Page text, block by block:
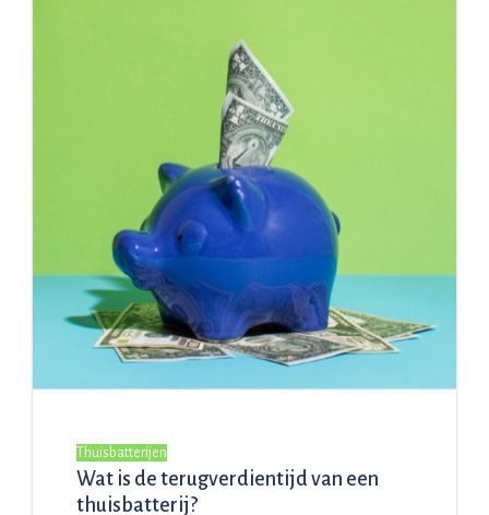
Thuisbatterijen
Wat is de terugverdientijd van een
thuisbatterij?